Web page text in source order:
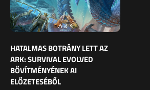
HATALMAS BOTRÁNY LETT AZ
ARK: SURVIVAL EVOLVED
BŐVÍTMÉNYÉNEK AI
ELŐZETESÉBŐL